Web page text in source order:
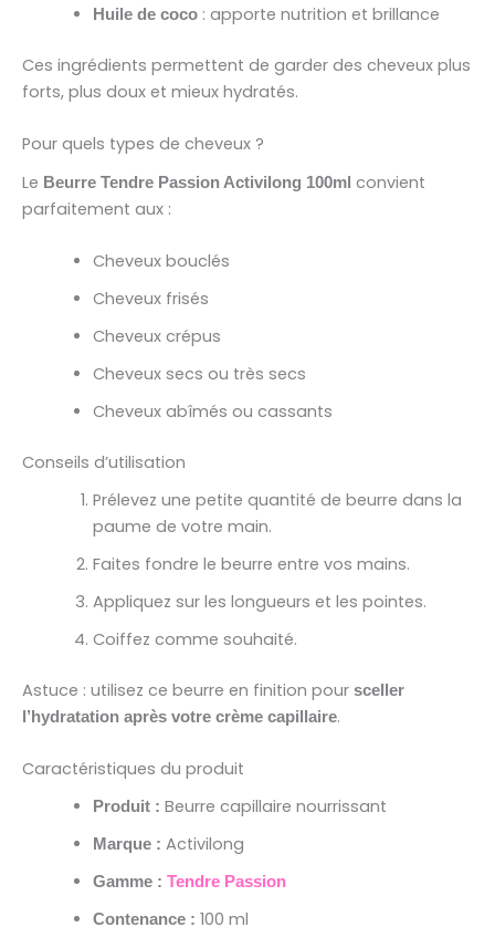
Huile de coco: apporte nutrition et brillance
Ces ingrédients permettent de garder des cheveux plus
forts, plus doux et mieux hydratés.
Pour quels types de cheveux ?
Le Beurre Tendre Passion Activilong 100ml convient
parfaitement aux :
Cheveux bouclés
Cheveux frisés
Cheveux crépus
Cheveux secs ou très secs
Cheveux abîmés ou cassants
Conseils d’utilisation
Prélevez une petite quantité de beurre dans la
paume de votre main.
Faites fondre le beurre entre vos mains.
Appliquez sur les longueurs et les pointes.
Coiffez comme souhaité.
Astuce : utilisez ce beurre en finition pour sceller
l’hydratation après votre crème capillaire.
Caractéristiques du produit
Produit : Beurre capillaire nourrissant
Marque : Activilong
Gamme : Tendre Passion
Contenance : 100 ml